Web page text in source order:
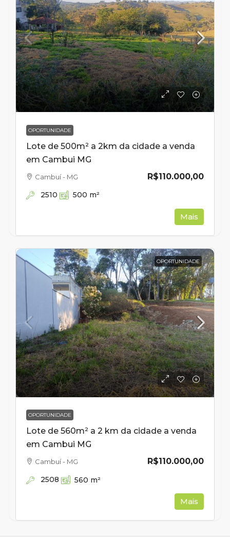
OPORTUNIDADE
Lote de 500m² a 2km da cidade a venda
em Cambui MG
R$110.000,00
Cambuí - MG
2510 500 m²
Mais
OPORTUNIDADE
OPORTUNIDADE
Lote de 560m² a 2 km da cidade a venda
em Cambui MG
R$110.000,00
Cambuí - MG
2508 560 m²
Mais